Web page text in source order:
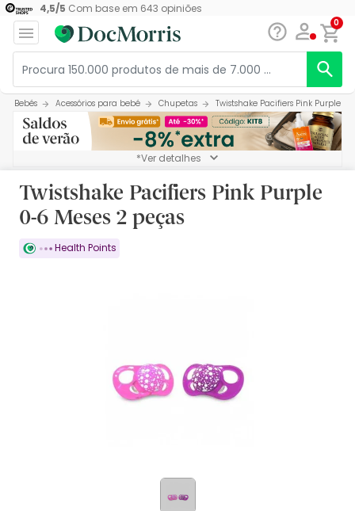
4,5/5 Com base em 643 opiniões
0
Bebés Acessórios para bebé Chupetas Twistshake Pacifiers Pink Purple 0-
*Ver detalhes
Twistshake Pacifiers Pink Purple
0-6 Meses 2 peças
Health Points